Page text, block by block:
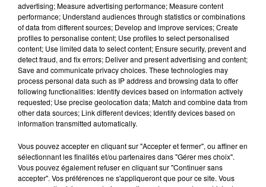
Amour
Couples :Vous retrouverez l'enthousiasme et la passion des
débuts de votre union. Vous aurez l'art de surprendre à tout
moment votre bien-aimé(e). En prime, vous lui préparerez un
petit cocktail de sensualité brûlante et d'humour ravageur qui
l'enivrera.
envie de sortir, de vous montrer plus ouvert, plus sociable.
Ainsi, vous évoluerez dans un climat favorable aux
rencontres et aux amitiés qui déboucheront facilement et
advertising; Measure advertising performance; Measure content
performance; Understand audiences through statistics or combinations
of data from different sources; Develop and improve services; Create
profiles to personalise content; Use profiles to select personalised
content; Use limited data to select content; Ensure security, prevent and
detect fraud, and fix errors; Deliver and present advertising and content;
Save and communicate privacy choices. These technologies may
process personal data such as IP address and browsing data to offer
following functionalities: Identify devices based on information actively
requested; Use precise geolocation data; Match and combine data from
other data sources; Link different devices; Identify devices based on
information transmitted automatically.
Vous pouvez accepter en cliquant sur "Accepter et fermer", ou affiner en
sélectionnant les finalités et/ou partenaires dans "Gérer mes choix".
Vous pouvez également refuser en cliquant sur "Continuer sans
accepter". Vos préférences ne s'appliqueront que pour ce site. Vous